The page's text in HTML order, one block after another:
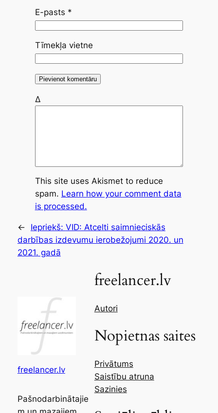
E-pasts *
Tīmekļa vietne
Δ
This site uses Akismet to reduce
spam. Learn how your comment data
is processed.
← Iepriekš: VID: Atcelti saimnieciskās
darbības izdevumu ierobežojumi 2020. un
2021. gadā
freelancer.lv
Pašnodarbinātajie
freelancer.lv
Autori
Nopietnas saites
Privātums
Saistību atruna
Sazinies